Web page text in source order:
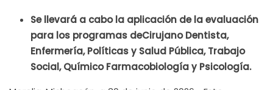
Se llevará a cabo la aplicación de la evaluación
para los programas deCirujano Dentista,
Enfermería, Políticas y Salud Pública, Trabajo
Social, Químico Farmacobiología y Psicología.